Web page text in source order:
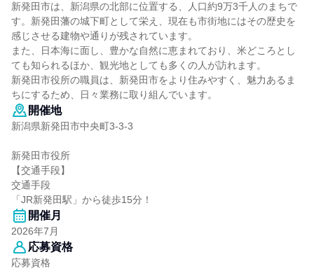
新発田市は、新潟県の北部に位置する、人口約9万3千人のまちで
す。新発田藩の城下町として栄え、現在も市街地にはその歴史を
感じさせる建物や通りが残されています。
また、日本海に面し、豊かな自然に恵まれており、米どころとし
ても知られるほか、観光地としても多くの人が訪れます。
新発田市役所の職員は、新発田市をより住みやすく、魅力あるま
ちにするため、日々業務に取り組んでいます。
開催地
新潟県新発田市中央町3-3-3
新発田市役所
【交通手段】
交通手段
「JR新発田駅」から徒歩15分！
開催月
2026年7月
応募資格
応募資格